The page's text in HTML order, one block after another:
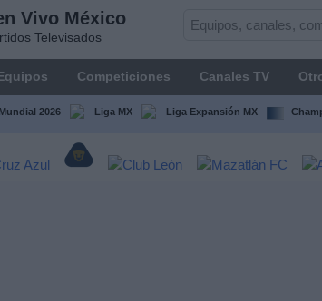
Vivo México
Televisados
Competiciones Canales TV
2026 Liga MX Liga Expansión MX